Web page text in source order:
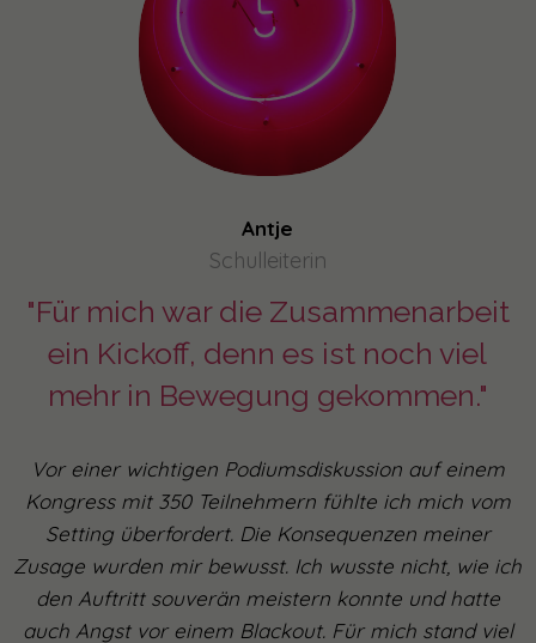
Antje
Schulleiterin
"Für mich war die Zusammenarbeit
ein Kickoff, denn es ist noch viel
mehr in Bewegung gekommen."
Vor einer wichtigen Podiumsdiskussion auf einem
Kongress mit 350 Teilnehmern fühlte ich mich vom
Setting überfordert. Die Konsequenzen meiner
Zusage wurden mir bewusst. Ich wusste nicht, wie ich
den Auftritt souverän meistern konnte und hatte
auch Angst vor einem Blackout. Für mich stand viel